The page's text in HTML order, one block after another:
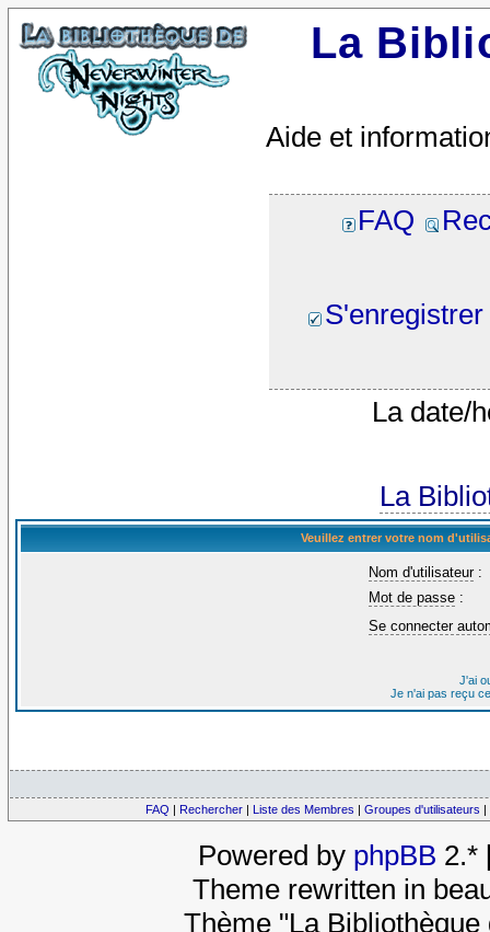
La
Aide et
FAQ
S'enregistrer
La date/
La
Veuillez entrer votre nom
Nom d'utilisateur:
Mot de passe :
Se connecter
J'ai
Je n'ai pas reçu
FAQ | Rechercher | Liste des Membres | Groupes d'utilisateurs |
Powered by phpBB 2.*
Theme rewritten in
Thème "La